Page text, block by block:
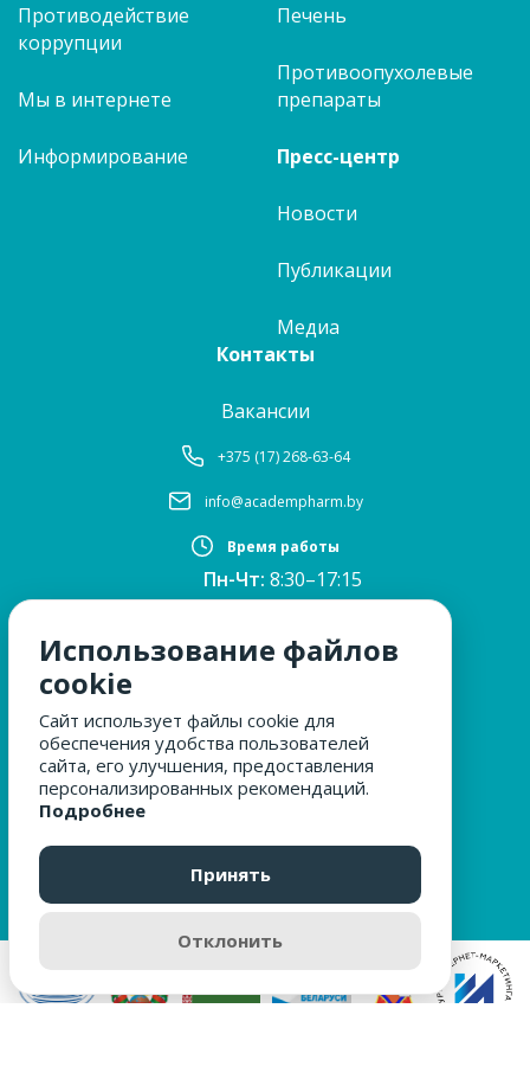
Противодействие
коррупции
Мы в интернете
Информирование
Печень
Противоопухолевые
препараты
Пресс-центр
Новости
Публикации
Медиа
Контакты
Вакансии
+375 (17) 268-63-64
info@academpharm.by
Время работы
Пн-Чт: 8:30–17:15
ПТ:8:30–16:00
12:30–13:00
Сб, Вс:выходные
МЫ ЗА БЕЗОПАСНОСТЬ
ОБРАЩЕНИЯ ГРАЖДАН
Использование файлов
cookie
Сайт использует файлы cookie для
обеспечения удобства пользователей
сайта, его улучшения, предоставления
персонализированных рекомендаций.
Подробнее
Принять
Отклонить